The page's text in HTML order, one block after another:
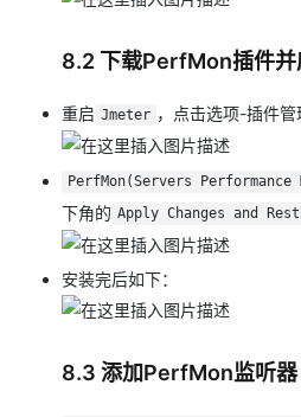
8.2 下载PerfMon插件并
重启 Jmeter ，点击选项-插件管
PerfMon(Servers
下角的 Apply Changes and
安装完后如下：
8.3 添加PerfMon监听器